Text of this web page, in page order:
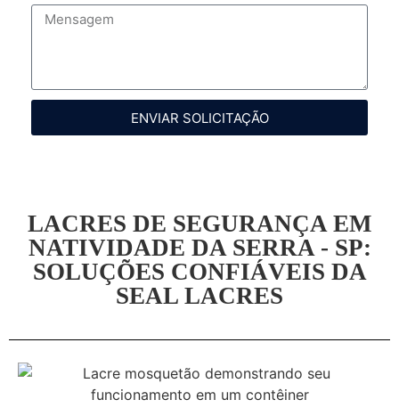
ENVIAR SOLICITAÇÃO
LACRES DE SEGURANÇA EM
NATIVIDADE DA SERRA - SP:
SOLUÇÕES CONFIÁVEIS DA
SEAL LACRES